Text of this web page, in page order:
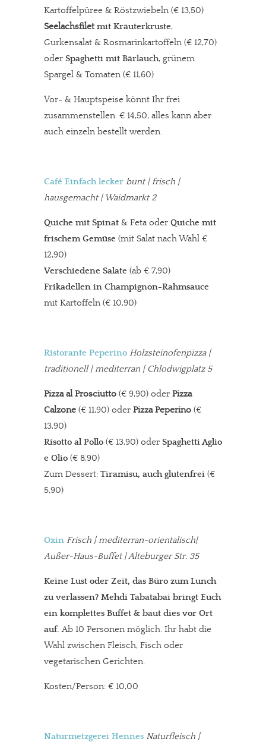
Kartoffelpüree & Röstzwiebeln (€ 13,50)
Seelachsfilet mit Kräuterkruste,
Gurkensalat & Rosmarinkartoffeln (€ 12,70)
oder Spaghetti mit Bärlauch, grünem
Spargel & Tomaten (€ 11,60)
Vor- & Hauptspeise könnt Ihr frei
zusammenstellen: € 14,50, alles kann aber
auch einzeln bestellt werden.
Café Einfach lecker bunt | frisch |
hausgemacht | Waidmarkt 2
Quiche mit Spinat & Feta oder Quiche mit
frischem Gemüse (mit Salat nach Wahl €
12,90)
Verschiedene Salate (ab € 7,90)
Frikadellen in Champignon-Rahmsauce
mit Kartoffeln (€ 10,90)
Ristorante Peperino Holzsteinofenpizza|
traditionell | mediterran | Chlodwigplatz 5
Pizza al Prosciutto (€ 9,90) oder Pizza
Calzone (€ 11,90) oder Pizza Peperino (€
13,90)
Risotto al Pollo (€ 13,90) oder Spaghetti Aglio
e Olio (€ 8,90)
Zum Dessert: Tiramisu, auch glutenfrei (€
5,90)
Oxin Frisch | mediterran-orientalisch|
Außer-Haus-Buffet | Alteburger Str. 35
Keine Lust oder Zeit, das Büro zum Lunch
zu verlassen? Mehdi Tabatabai bringt Euch
ein komplettes Buffet & baut dies vor Ort
auf.Ab 10 Personen möglich. Ihr habt die
Wahl zwischen Fleisch, Fisch oder
vegetarischen Gerichten.
Kosten/Person: € 10,00
Naturmetzgerei Hennes Naturfleisch |